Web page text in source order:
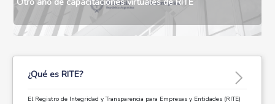
¿Qué es RITE?
El Registro de Integridad y Transparencia para Empresas y Entidades (RITE)